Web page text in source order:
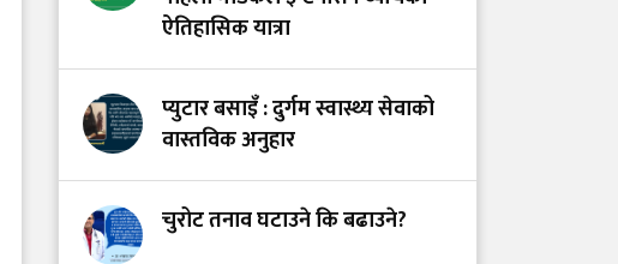
हामी भवन बनाउँदैछौँ कि
स्वास्थ्य प्रणाली?
सुरक्षित अस्पताल:
ऐतिहासिक यात्रा
प्युटार बसाइँ : दुर्गम स्वास्थ्य सेवाको
वास्तविक अनुहार
चुरोट तनाव घटाउने कि बढाउने?